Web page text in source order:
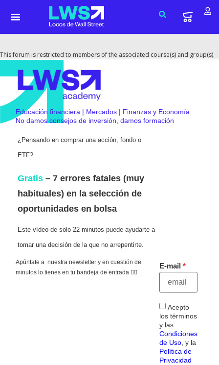
This forum is restricted to members of the associated course(s) and group(s).
Educación financiera | Mercados | Finanzas y Economía
No damos consejos de inversión, damos formación
¿Pensando en comprar una acción, fondo o
ETF?
Gratis – 7 errores fatales (muy
habituales) en la selección de
oportunidades en bolsa
Este vídeo de solo 22 minutos puede ayudarte a
tomar una decisión de la que no arrepentirte.
Apúntate a nuestra newsletter y en cuestión de
minutos lo tienes en tu bandeja de entrada 👇🏻
E-mail
Acepto
los términos
y las
Condiciones
de Uso, y la
Política de
Privacidad